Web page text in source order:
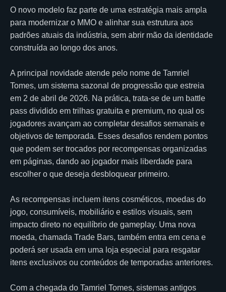
O novo modelo faz parte de uma estratégia mais ampla
para modernizar o MMO e alinhar sua estrutura aos
padrões atuais da indústria, sem abrir mão da identidade
construída ao longo dos anos.
A principal novidade atende pelo nome de Tamriel
Tomes, um sistema sazonal de progressão que estreia
em 2 de abril de 2026. Na prática, trata-se de um battle
pass dividido em trilhas gratuita e premium, no qual os
jogadores avançam ao completar desafios semanais e
objetivos de temporada. Esses desafios rendem pontos
que podem ser trocados por recompensas organizadas
em páginas, dando ao jogador mais liberdade para
escolher o que deseja desbloquear primeiro.
As recompensas incluem itens cosméticos, moedas do
jogo, consumíveis, mobiliário e estilos visuais, sem
impacto direto no equilíbrio de gameplay. Uma nova
moeda, chamada Trade Bars, também entra em cena e
poderá ser usada em uma loja especial para resgatar
itens exclusivos ou conteúdos de temporadas anteriores.
Com a chegada do Tamriel Tomes, sistemas antigos